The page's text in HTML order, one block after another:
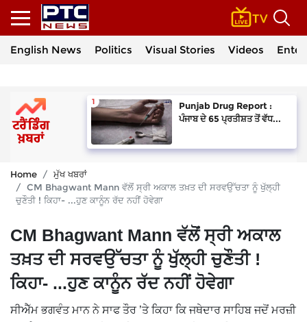
English News Politics Visual Stories Videos
Punjab Drug Report :
ਪੰਜਾਬ ਦੇ 65 ਪ੍ਰਤੀਸ਼ਤ ਤੋਂ ਵੱਧ...
Home
ਮੁੱਖ ਖਬਰਾਂ
CM Bhagwant Mann ਵੱਲੋਂ ਸ੍ਰੀ ਅਕਾਲ ਤਖ਼ਤ ਦੀ ਸਰਵਉੱਚਤਾ ਨੂੰ ਖੁੱਲ੍ਹੀ
ਚੁਣੌਤੀ ! ਕਿਹਾ- ...ਹੁਣ ਕਾਨੂੰਨ ਰੱਦ ਨਹੀਂ ਹੋਵੇਗਾ
CM Bhagwant Mann ਵੱਲੋਂ ਸ੍ਰੀ ਅਕਾਲ
ਤਖ਼ਤ ਦੀ ਸਰਵਉੱਚਤਾ ਨੂੰ ਖੁੱਲ੍ਹੀ ਚੁਣੌਤੀ !
ਕਿਹਾ- ...ਹੁਣ ਕਾਨੂੰਨ ਰੱਦ ਨਹੀਂ ਹੋਵੇਗਾ
ਸੀਐੱਮ ਭਗਵੰਤ ਮਾਨ ਨੇ ਸਾਫ ਤੌਰ ’ਤੇ ਕਿਹਾ ਕਿ ਜਥੇਦਾਰ ਸਾਹਿਬ ਜਦੋਂ ਮਰਜ਼ੀ